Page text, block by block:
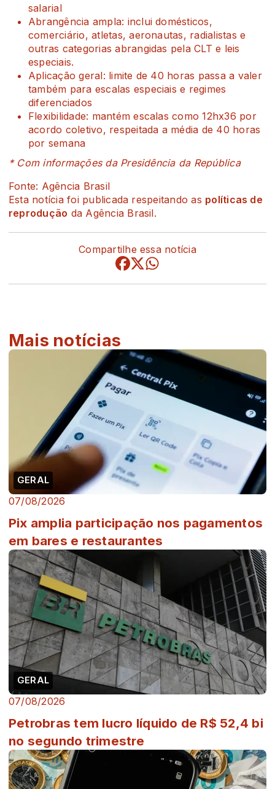
salarial
Abrangência ampla: inclui domésticos,
comerciário, atletas, aeronautas, radialistas e
outras categorias abrangidas pela CLT e leis
especiais.
Aplicação geral: limite de 40 horas passa a valer
também para escalas especiais e regimes
diferenciados
Flexibilidade: mantém escalas como 12hx36 por
acordo coletivo, respeitada a média de 40 horas
por semana
* Com informações da Presidência da República
Fonte: Agência Brasil
Esta notícia foi publicada respeitando as políticas de
reprodução da Agência Brasil.
Compartilhe essa notícia
Mais notícias
GERAL
07/08/2026
Pix amplia participação nos pagamentos
em bares e restaurantes
GERAL
07/08/2026
Petrobras tem lucro líquido de R$ 52,4 bi
no segundo trimestre